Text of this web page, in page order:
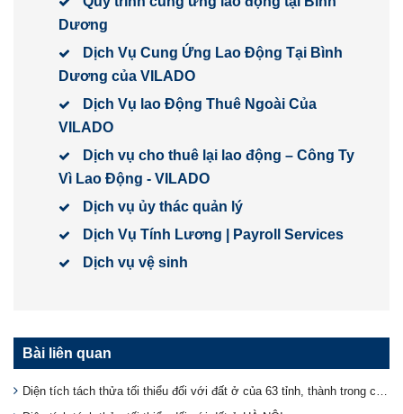
Dương
Dịch Vụ Cung Ứng Lao Động Tại Bình
Dương của VILADO
Dịch Vụ lao Động Thuê Ngoài Của
VILADO
Dịch vụ cho thuê lại lao động – Công Ty
Vì Lao Động - VILADO
Dịch vụ ủy thác quản lý
Dịch Vụ Tính Lương | Payroll Services
Dịch vụ vệ sinh
Bài liên quan
Diện tích tách thửa tối thiểu đối với đất ở của 63 tỉnh, thành trong cả nước